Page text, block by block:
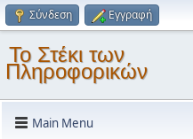
Σύνδεση Εγγραφή
Το Στέκι των
Πληροφορικών
Main Menu